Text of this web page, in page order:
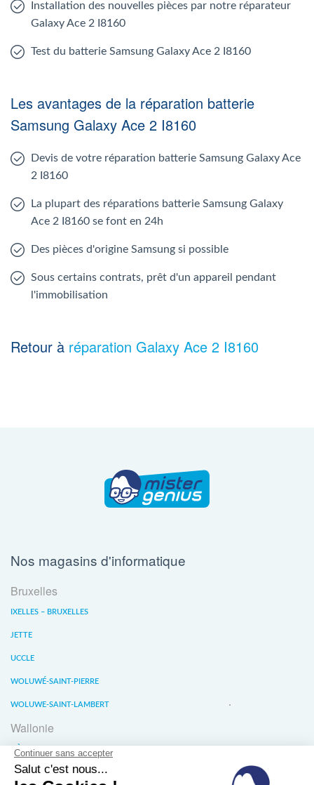
Installation des nouvelles pièces par notre réparateur
Galaxy Ace 2 I8160
Test du batterie Samsung Galaxy Ace 2 I8160
Les avantages de la réparation batterie
Samsung Galaxy Ace 2 I8160
Devis de votre réparation batterie Samsung Galaxy Ace
2 I8160
La plupart des réparations batterie Samsung Galaxy
Ace 2 I8160 se font en 24h
Des pièces d'origine Samsung si possible
Sous certains contrats, prêt d'un appareil pendant
l'immobilisation
Retour à réparation Galaxy Ace 2 I8160
Nos magasins d'informatique
Bruxelles
IXELLES – BRUXELLES
JETTE
UCCLE
WOLUWÉ-SAINT-PIERRE
WOLUWE-SAINT-LAMBERT
Wallonie
LIÈGE
WATERLOO